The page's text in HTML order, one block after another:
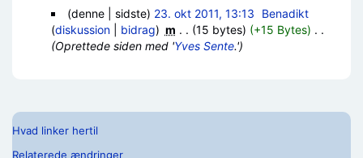
(denne | sidste) 23. okt 2011, 13:13
Benadikt
(diskussion| bidrag) m . . (15 bytes) (+15 Bytes) . .
(Oprettede siden med 'Yves Sente.')
Hvad linker hertil
Relaterede ændringer